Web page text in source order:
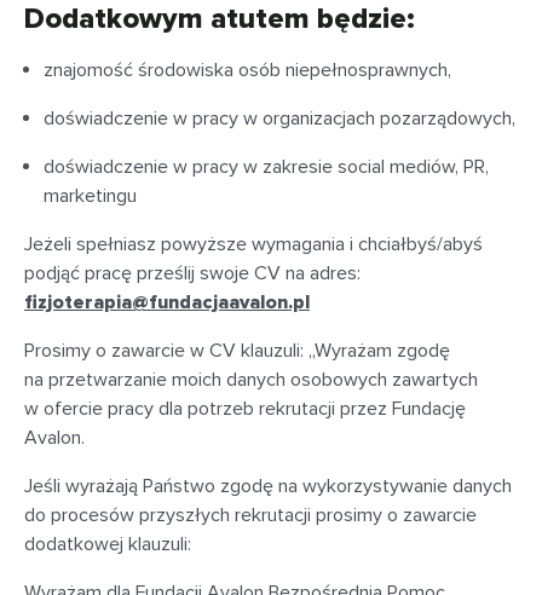
Dodatkowym atutem będzie:
znajomość środowiska osób niepełnosprawnych,
doświadczenie w pracy w organizacjach pozarządowych,
doświadczenie w pracy w zakresie social mediów, PR,
marketingu
Jeżeli spełniasz powyższe wymagania i chciałbyś/abyś
podjąć pracę prześlij swoje CV na adres:
fizjoterapia@fundacjaavalon.pl
Prosimy o zawarcie w CV klauzuli: „Wyrażam zgodę
na przetwarzanie moich danych osobowych zawartych
w ofercie pracy dla potrzeb rekrutacji przez Fundację
Avalon.
Jeśli wyrażają Państwo zgodę na wykorzystywanie danych
do procesów przyszłych rekrutacji prosimy o zawarcie
dodatkowej klauzuli: